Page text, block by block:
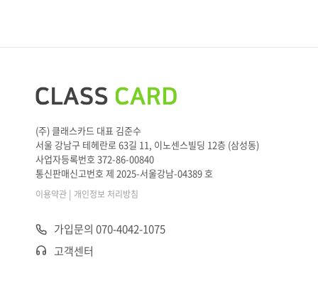
(주) 클래스카드 대표 김준수
서울 강남구 테헤란로 63길 11, 이노센스빌딩 12층 (삼성동)
사업자등록번호 372-86-00840
통신판매신고번호 제 2025-서울강남-04389 호
이용약관 | 개인정보 처리방침
가입문의 070-4042-1075
고객센터